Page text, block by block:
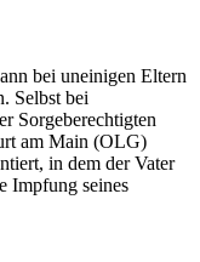
bei uneinigen Eltern
Selbst bei
Sorgeberechtigten
am Main (OLG)
in dem der Vater
Impfung seines